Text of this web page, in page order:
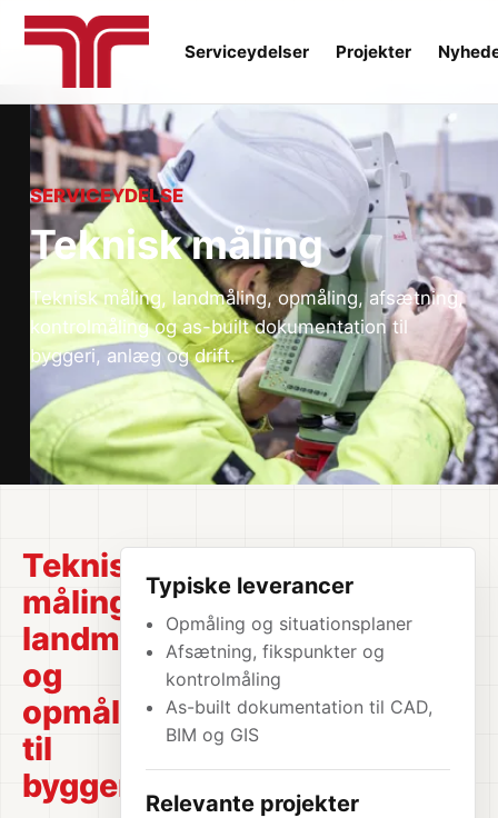
Serviceydelser Projekter
SERVICEYDELSE
Teknisk måling
Teknisk måling, landmåling, opmåling, afsætning,
kontrolmåling og as-built dokumentation til
byggeri, anlæg og drift.
Teknisk
måling,
landmåling
og
opmåling
til
byggeri
Typiske leverancer
Opmåling og situationsplaner
Afsætning, fikspunkter og
kontrolmåling
As-built dokumentation til CAD,
BIM og GIS
Relevante projekter